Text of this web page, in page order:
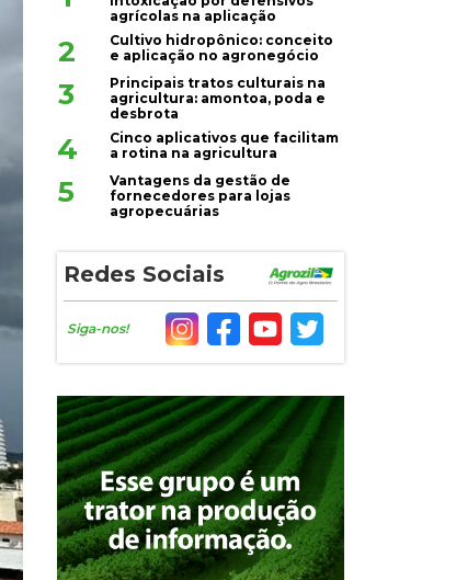
agrícolas na aplicação
2
Cultivo hidropônico: conceito
e aplicação no agronegócio
3
Principais tratos culturais na
agricultura: amontoa, poda e
desbrota
4
Cinco aplicativos que facilitam
a rotina na agricultura
5
Vantagens da gestão de
fornecedores para lojas
agropecuárias
Redes Sociais
Siga-nos!